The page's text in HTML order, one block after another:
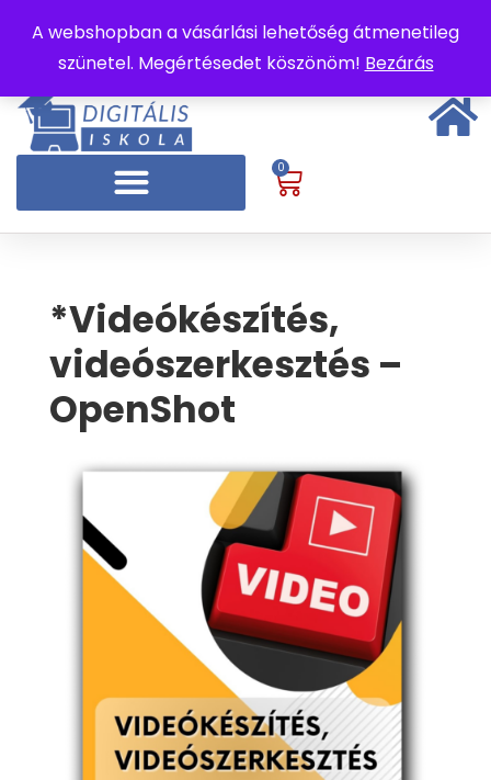
A webshopban a vásárlási lehetőség átmenetileg
szünetel. Megértésedet köszönöm! Bezárás
0
*Videókészítés,
videószerkesztés –
OpenShot